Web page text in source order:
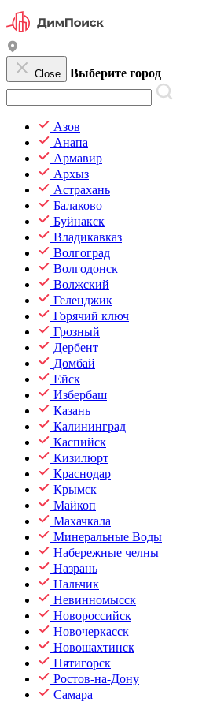
Close Выберите город
Азов
Анапа
Армавир
Архыз
Астрахань
Балаково
Буйнакск
Владикавказ
Волгоград
Волгодонск
Волжский
Геленджик
Горячий ключ
Грозный
Дербент
Домбай
Ейск
Избербаш
Казань
Калининград
Каспийск
Кизилюрт
Краснодар
Крымск
Майкоп
Махачкала
Минеральные Воды
Набережные челны
Назрань
Нальчик
Невинномысск
Новороссийск
Новочеркасск
Новошахтинск
Пятигорск
Ростов-на-Дону
Самара